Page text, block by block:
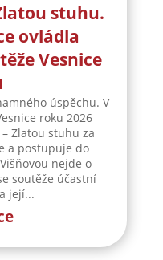
stuhu.
ovládla
Vesnice
úspěchu. V
roku 2026
Zlatou stuhu za
a postupuje do
nejde o
soutěže účastní
její...